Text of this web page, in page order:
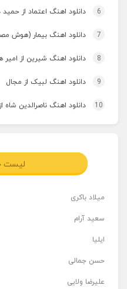
6 دانلود اهنگ اعتماد از حمید
7 دانلود اهنگ بیمار (هوش
8 دانلود اهنگ شیرین از امیر
9 دانلود اهنگ لبیک از مجال
10 دانلود اهنگ ناصرالدین شاه
لیست
میلاد باکری
سعید آرام
ایلیا
حسن جمالی
علیرضا ولایی